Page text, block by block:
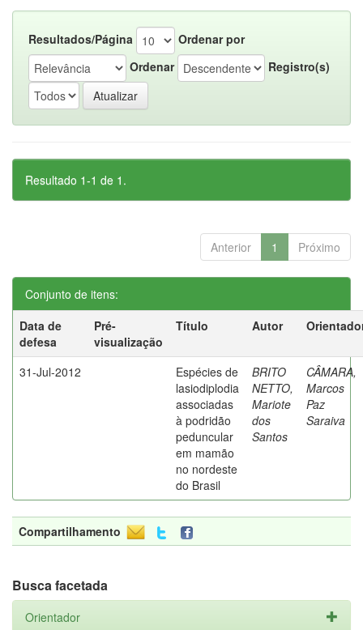
Resultados/Página
Ordenar por
Ordenar
Registro(s)
Resultado 1-1 de 1.
Anterior 1 Próximo
Conjunto de itens:
Data de
defesa
Pré-
visualização
Título Autor
31-Jul-2012
Espécies de
lasiodiplodia
associadas
à podridão
peduncular
em mamão
no nordeste
do Brasil
BRITO
NETTO,
Mariote
dos
Santos
CÂMARA,
Marcos
Paz
Saraiva
Compartilhamento
Busca facetada
Orientador